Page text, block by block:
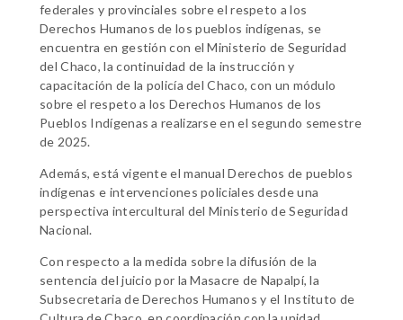
federales y provinciales sobre el respeto a los
Derechos Humanos de los pueblos indígenas, se
encuentra en gestión con el Ministerio de Seguridad
del Chaco, la continuidad de la instrucción y
capacitación de la policía del Chaco, con un módulo
sobre el respeto a los Derechos Humanos de los
Pueblos Indígenas a realizarse en el segundo semestre
de 2025.
Además, está vigente el manual Derechos de pueblos
indígenas e intervenciones policiales desde una
perspectiva intercultural del Ministerio de Seguridad
Nacional.
Con respecto a la medida sobre la difusión de la
sentencia del juicio por la Masacre de Napalpí, la
Subsecretaria de Derechos Humanos y el Instituto de